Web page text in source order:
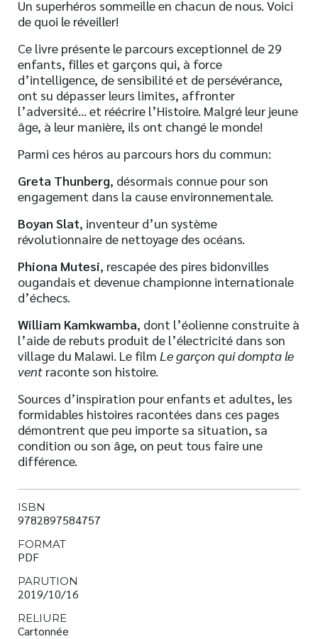
Un superhéros sommeille en chacun de nous. Voici
de quoi le réveiller!
Ce livre présente le parcours exceptionnel de 29
enfants, filles et garçons qui, à force
d’intelligence, de sensibilité et de persévérance,
ont su dépasser leurs limites, affronter
l’adversité… et réécrire l’Histoire. Malgré leur jeune
âge, à leur manière, ils ont changé le monde!
Parmi ces héros au parcours hors du commun:
Greta Thunberg, désormais connue pour son
engagement dans la cause environnementale.
Boyan Slat, inventeur d’un système
révolutionnaire de nettoyage des océans.
Phiona Mutesi, rescapée des pires bidonvilles
ougandais et devenue championne internationale
d’échecs.
William Kamkwamba, dont l’éolienne construite à
l’aide de rebuts produit de l’électricité dans son
village du Malawi. Le film Le garçon qui dompta le
vent raconte son histoire.
Sources d’inspiration pour enfants et adultes, les
formidables histoires racontées dans ces pages
démontrent que peu importe sa situation, sa
condition ou son âge, on peut tous faire une
différence.
ISBN
9782897584757
FORMAT
PDF
PARUTION
2019/10/16
RELIURE
Cartonnée